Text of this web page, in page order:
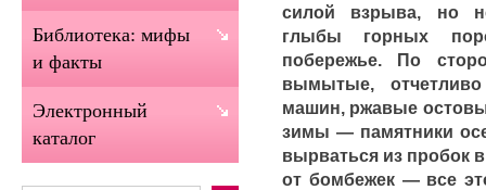
силой взрыва, но
глыбы горных
побережье. По
вымытые,
машин, ржавые
зимы — памятники
вырваться из пробок
от бомбежек — все
Библиотека: мифы
и факты
Электронный
каталог